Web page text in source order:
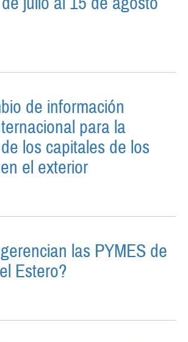
de información
para la
los capitales de los
el exterior
PARA LA IMPOSICIÓN DE
las PYMES de
Estero?